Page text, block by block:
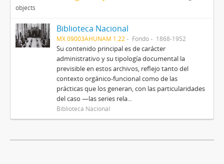
objects
Biblioteca Nacional
MX 09003AHUNAM 1.22 Fondo 1868-1952
Su contenido principal es de carácter
administrativo y su tipología documental la
previsible en estos archivos, reflejo tanto del
contexto orgánico-funcional como de las
prácticas que los generan, con las particularidades
del caso —las series rela...
Biblioteca Nacional